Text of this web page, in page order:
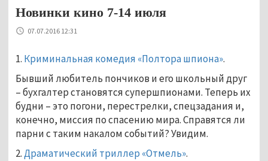
Новинки кино 7-14 июля
07.07.2016 12:31
1. Криминальная комедия «Полтора шпиона».
Бывший любитель пончиков и его школьный друг
– бухгалтер становятся супершпионами. Теперь их
будни – это погони, перестрелки, спецзадания и,
конечно, миссия по спасению мира. Справятся ли
парни с таким накалом событий? Увидим.
2.Драматический триллер «Отмель».